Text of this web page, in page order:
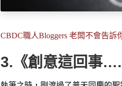
CBDC職人Bloggers 老闆不會告訴
3.《創意這回事